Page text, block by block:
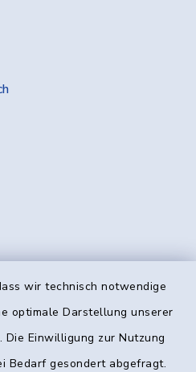
wir technisch notwendige
optimale Darstellung unserer
Die Einwilligung zur Nutzung
Bedarf gesondert abgefragt.